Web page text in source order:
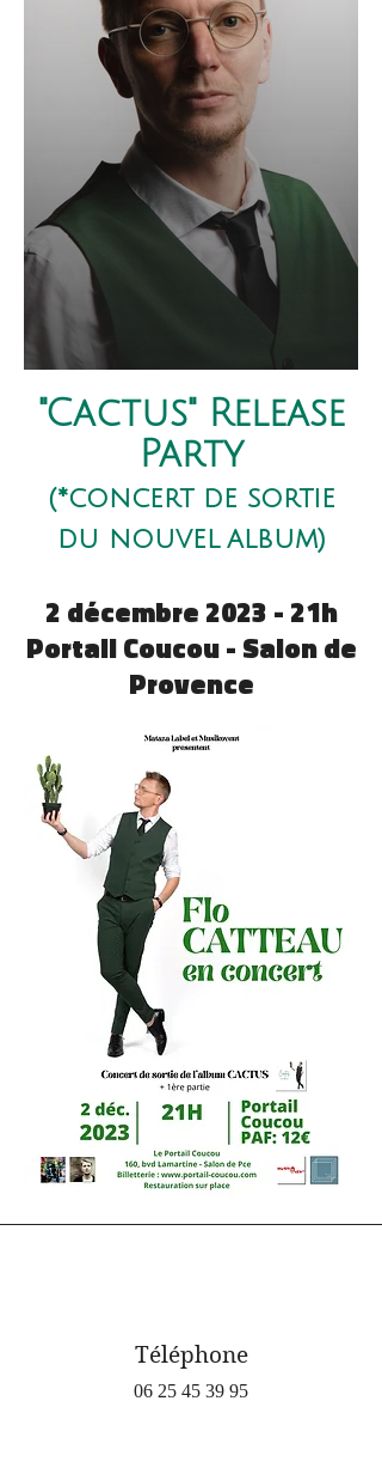
"Cactus" Release
Party
(*concert de sortie
du nouvelalbum)
2 décembre 2023 - 21h
Portail Coucou - Salon de
Provence
Téléphone
06 25 45 39 95